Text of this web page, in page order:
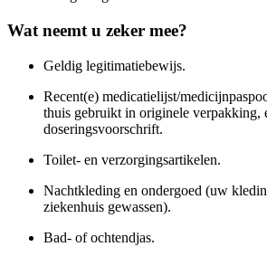
Wat neemt u zeker mee?
Geldig legitimatiebewijs.
Recent(e) medicatielijst/
thuis gebruikt in originele verpakking,
doseringsvoorschrift.
Toilet- en verzorgingsartikelen.
Nachtkleding en ondergoed (uw
ziekenhuis gewassen).
Bad- of ochtendjas.